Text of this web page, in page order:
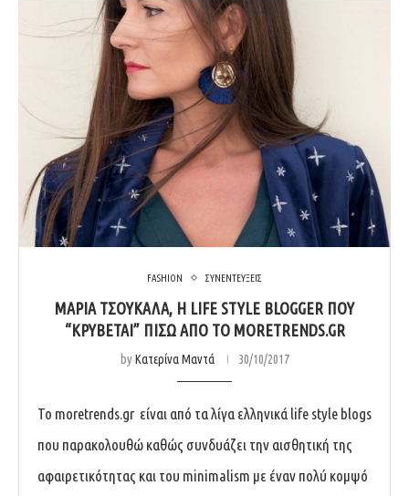
FASHION ΣΥΝΕΝΤΕΥΞΕΙΣ
ΜΑΡΊΑ ΤΣΟΥΚΑΛΆ, Η LIFE STYLE BLOGGER ΠΟΥ
“ΚΡΎΒΕΤΑΙ” ΠΊΣΩ ΑΠΌ ΤΟ MORETRENDS.GR
byΚατερίνα Μαντά 30/10/2017
Το moretrends.gr είναι από τα λίγα ελληνικά life style blogs
που παρακολουθώ καθώς συνδυάζει την αισθητική της
αφαιρετικότητας και του minimalism με έναν πολύ κομψό